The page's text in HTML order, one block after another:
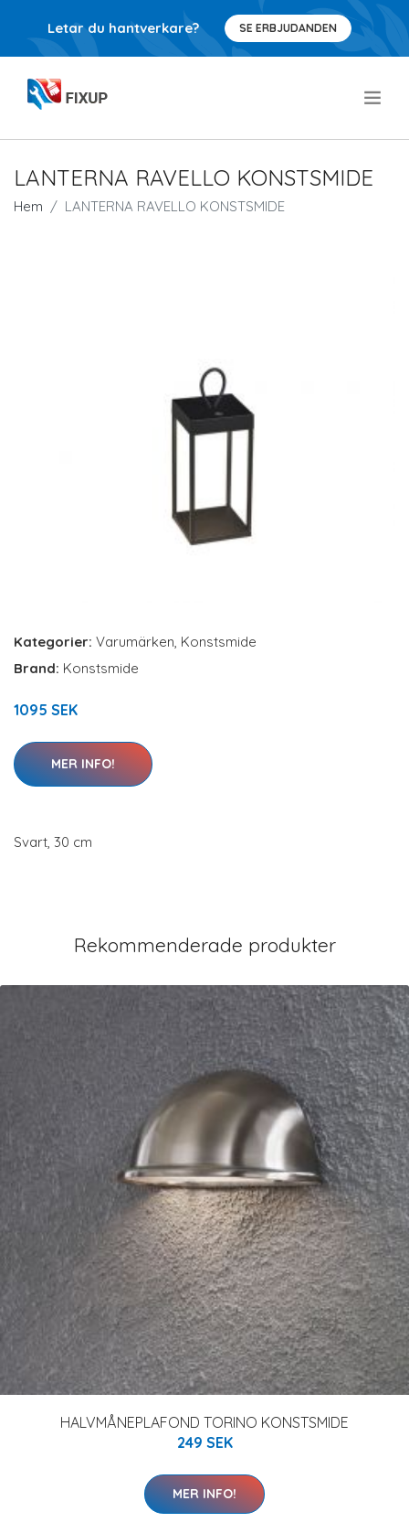
Letar du hantverkare? SE ERBJUDANDEN
LANTERNA RAVELLO KONSTSMIDE
Hem LANTERNA RAVELLO KONSTSMIDE
Kategorier: Varumärken, Konstsmide
Brand: Konstsmide
1095 SEK
MER INFO!
Svart, 30 cm
Rekommenderade produkter
HALVMÅNEPLAFOND TORINO KONSTSMIDE
249 SEK
MER INFO!